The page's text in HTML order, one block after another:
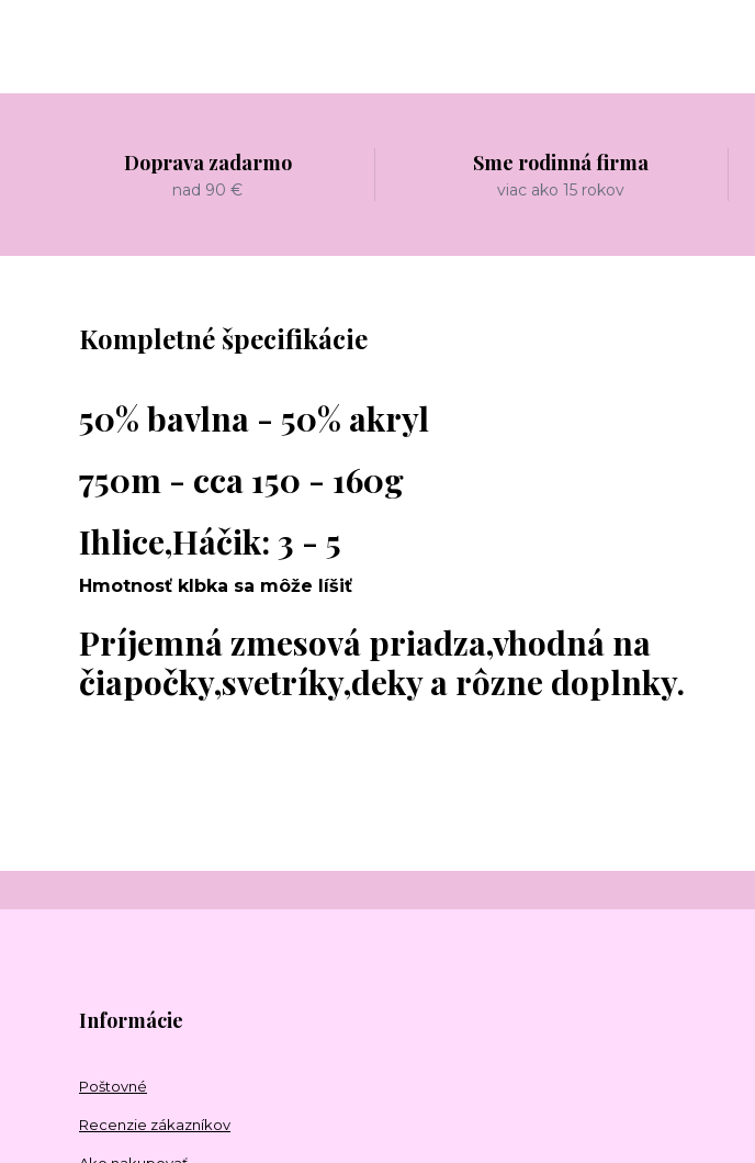
Doprava zadarmo
nad 90 €
Sme rodinná firma
viac ako 15 rokov
Kompletné špecifikácie
50% bavlna - 50% akryl
750m - cca 150 - 160g
Ihlice,Háčik: 3 - 5
Hmotnosť klbka sa môže líšiť
Príjemná zmesová priadza,vhodná na
čiapočky,svetríky,deky a rôzne doplnky.
Informácie
Poštovné
Recenzie zákazníkov